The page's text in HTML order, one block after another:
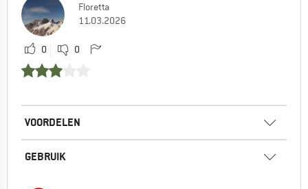
Floretta
11.03.2026
0 0
VOORDELEN
GEBRUIK